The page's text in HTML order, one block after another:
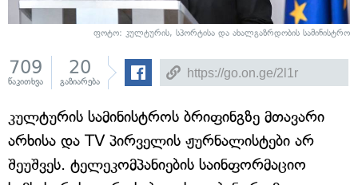
ფოტო: კულტურის, სპორტისა და ახალგაზრდობის სამინისტრო
709
წაკითხვა
20
გაზიარება
კულტურის სამინისტროს ბრიფინგზე მთავარი
არხისა და TV პირველის ჟურნალისტები არ
შეუშვეს. ტელეკომპანიების საინფორმაციო